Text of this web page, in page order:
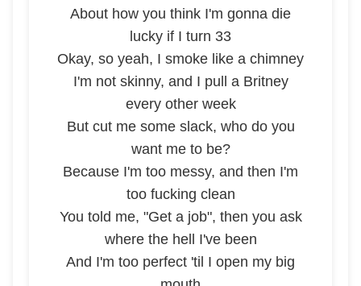
About how you think I'm gonna die
lucky if I turn 33
Okay, so yeah, I smoke like a chimney
I'm not skinny, and I pull a Britney
every other week
But cut me some slack, who do you
want me to be?
Because I'm too messy, and then I'm
too fucking clean
You told me, "Get a job", then you ask
where the hell I've been
And I'm too perfect 'til I open my big